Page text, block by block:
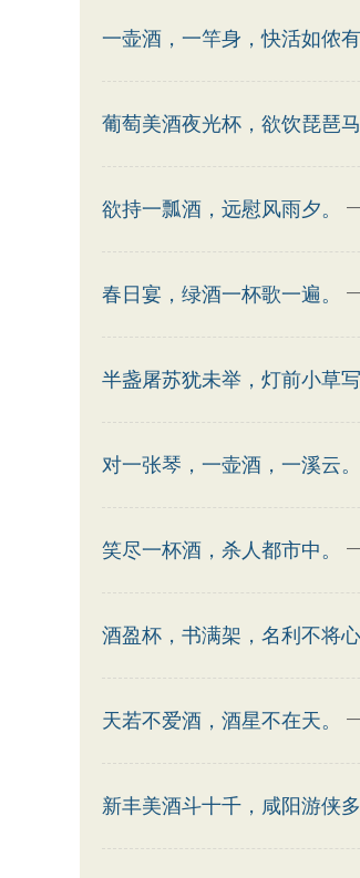
一壶酒，一竿身，快活如侬有
葡萄美酒夜光杯，欲饮琵琶马
欲持一瓢酒，远慰风雨夕。
春日宴，绿酒一杯歌一遍。
半盏屠苏犹未举，灯前小草写
对一张琴，一壶酒，一溪云。
笑尽一杯酒，杀人都市中。
酒盈杯，书满架，名利不将心
天若不爱酒，酒星不在天。
新丰美酒斗十千，咸阳游侠多